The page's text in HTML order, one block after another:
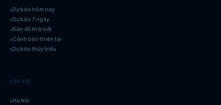
Dự báo hôm nay
Dự báo 7 ngày
Bản đồ thời tiết
Cảnh báo thiên tai
Dự báo thủy triều
KHU VỰC
Hà Nội